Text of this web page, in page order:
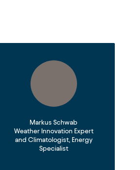
Markus Schwab
Weather Innovation Expert
and Climatologist, Energy
Specialist